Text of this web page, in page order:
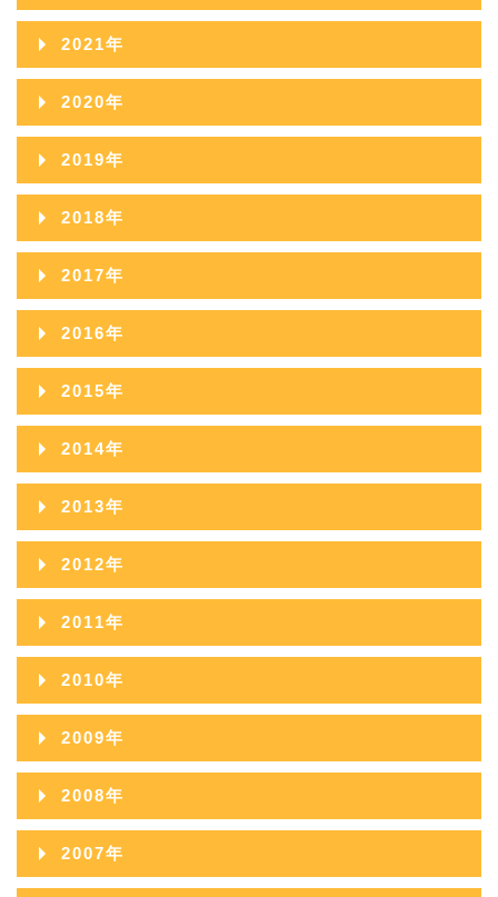
2024年10月
2024年09月
2024年08月
2024年07月
2024年06月
2024年05月
2024年03月
2024年02月
2024年01月
2023年11月
2023年10月
2023年09月
2023年08月
2023年07月
2023年06月
2023年05月
2023年03月
2023年02月
2023年01月
2022年12月
2022年11月
2022年10月
2022年09月
2022年08月
2022年07月
2022年06月
2022年05月
2022年03月
2022年02月
2022年01月
2021年
2021年12月
2021年11月
2021年10月
2021年09月
2021年08月
2021年07月
2021年06月
2021年05月
2021年03月
2021年02月
2021年01月
2020年
2020年12月
2020年11月
2020年10月
2020年09月
2020年08月
2020年07月
2020年06月
2020年05月
2020年03月
2020年02月
2020年01月
2019年
2019年12月
2019年11月
2019年10月
2019年09月
2019年08月
2019年07月
2019年06月
2019年05月
2019年03月
2019年02月
2019年01月
2018年
2018年12月
2018年11月
2018年10月
2018年09月
2018年08月
2018年07月
2018年06月
2018年05月
2018年03月
2018年02月
2018年01月
2017年
2017年12月
2017年11月
2017年10月
2017年09月
2017年08月
2017年07月
2017年06月
2017年05月
2017年03月
2017年02月
2017年01月
2016年
2016年12月
2016年11月
2016年10月
2016年09月
2016年08月
2016年07月
2016年06月
2016年05月
2016年03月
2016年02月
2016年01月
2015年
2015年12月
2015年11月
2015年10月
2015年09月
2015年08月
2015年07月
2015年06月
2015年05月
2015年03月
2014年
2014年12月
2014年11月
2014年10月
2014年09月
2014年08月
2014年07月
2014年06月
2014年05月
2013年
2013年12月
2013年11月
2013年10月
2013年09月
2013年08月
2013年07月
2013年06月
2013年05月
2012年
2012年12月
2012年11月
2012年10月
2012年09月
2012年08月
2012年07月
2012年06月
2011年
2011年12月
2011年11月
2011年10月
2011年09月
2011年08月
2010年
2010年12月
2010年11月
2010年10月
2010年09月
2009年
2009年12月
2009年11月
2009年10月
2008年
2008年12月
2008年11月
2007年